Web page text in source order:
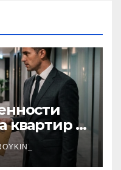
квартир в